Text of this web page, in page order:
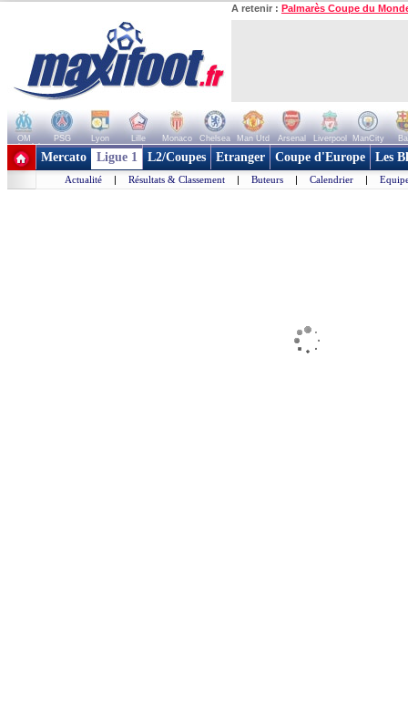
A retenir : Palmarès Coupe du
OM PSG Lyon Lille Monaco Chelsea Man Utd Arsenal Liverpool ManCity
+ de clubs
Mercato Ligue 1 L2/Coupes Etranger Coupe d'Europe Les
Actualité | Résultats & Classement | Buteurs | Calendrier |